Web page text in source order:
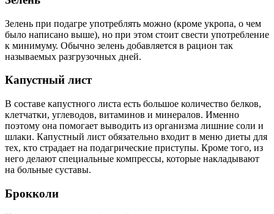
Зелень при подагре употреблять можно (кроме укропа, о чем
было написано выше), но при этом стоит свести употребление
к минимуму. Обычно зелень добавляется в рацион так
называемых разгрузочных дней.
Капустный лист
В составе капустного листа есть большое количество белков,
клетчатки, углеводов, витаминов и минералов. Именно
поэтому она помогает выводить из организма лишние соли и
шлаки. Капустный лист обязательно входит в меню диеты для
тех, кто страдает на подагрические приступы. Кроме того, из
него делают специальные компрессы, которые накладывают
на больные суставы.
Брокколи